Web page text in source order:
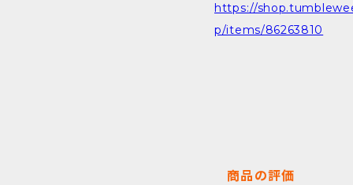
https://
p/items/86263810
商品の評価